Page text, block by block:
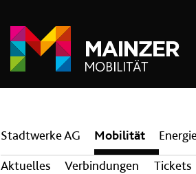
Hauptnavigation
Stadtwerke AG
Mobilität
Aktuelles
Verbindungen Tickets